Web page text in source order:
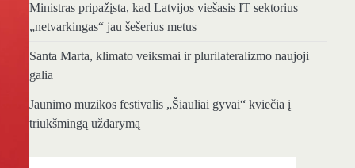
Ministras pripažįsta, kad Latvijos viešasis IT sektorius
„netvarkingas“ jau šešerius metus
Santa Marta, klimato veiksmai ir plurilateralizmo naujoji
galia
Jaunimo muzikos festivalis „Šiauliai gyvai“ kviečia į
triukšmingą uždarymą